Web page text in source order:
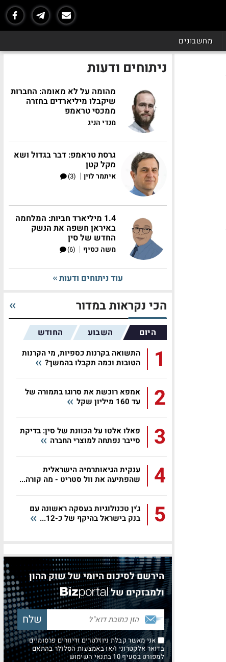
מחשבונים
ניתוחים ודעות
מהומה על לא מאומה: החברות
שיקבלו מיליארדים בחזרה
ממכסי טראמפ
מנדי הניג
גרסת טראמפ: דבר בגדול ושא
מקל קטן
איתמר לוין |
(3)
1.4 מיליארד חביות: המלחמה
באיראן חשפה את הנשק
החדש של סין
משה כסיף |
(6)
עוד ניתוחים ודעות
הכי נקראות במדור
היום השבוע החודש
1
התשואה בקרנות כספיות, מי הקרנות
הטובות וכמה תקבלו בהמשך?
2
אמפא רוכשת את סרוגו בתמורה של
עד 160 מיליון שקל
3
פאלו אלטו על הכוונת של סין: בדיקת
סייבר נפתחה למוצרי החברה
4
ענקית הגיאותרמיה הישראלית
שהפתיעה את וול סטריט - מה קורה...
5
ג'ין טכנולוגיות בעסקה ראשונה עם
בנק בישראל בהיקף של כ-12...
הירשם לסיכום היומי של שוק ההון
ולמבזקים של
אני מאשר קבלת ניוזלטרים ודיוורים פרסומיים
בדואר אלקטרוני ו/או באמצעות הסלולר בהתאם
למפורט בסעיף 10 בתנאי השימוש